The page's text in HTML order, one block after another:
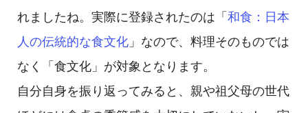
れましたね。実際に登録されたのは「 和食：日本
人の伝統的な食文化 」なので、料理そのものでは
なく「食文化」が対象となります。
自分自身を振り返ってみると、親や祖父母の世代